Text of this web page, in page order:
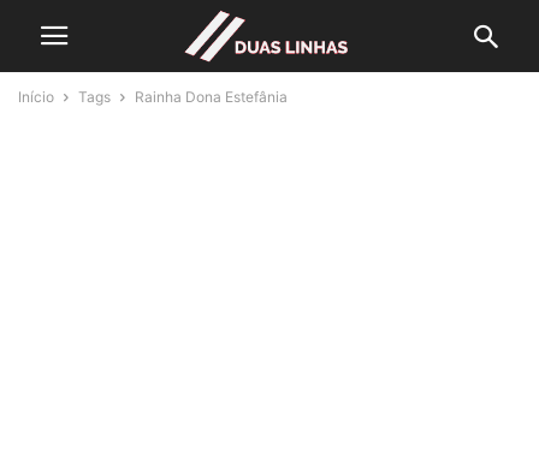
Início Tags Rainha Dona Estefânia